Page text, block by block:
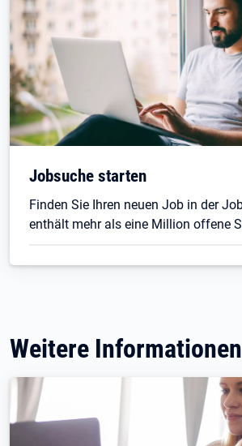
Jobsuche starten
Finden Sie Ihren neuen Job in der
enthält mehr als eine Million offene
Weitere Informationen